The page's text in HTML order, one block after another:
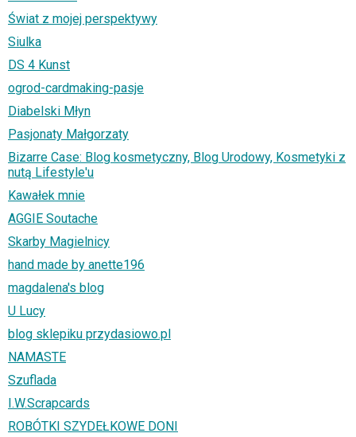
Świat z mojej perspektywy
Siulka
DS 4 Kunst
ogrod-cardmaking-pasje
Diabelski Młyn
Pasjonaty Małgorzaty
Bizarre Case: Blog kosmetyczny, Blog Urodowy, Kosmetyki z
nutą Lifestyle'u
Kawałek mnie
AGGIE Soutache
Skarby Magielnicy
hand made by anette196
magdalena's blog
U Lucy
blog sklepiku przydasiowo.pl
NAMASTE
Szuflada
I.W.Scrapcards
ROBÓTKI SZYDEŁKOWE DONI